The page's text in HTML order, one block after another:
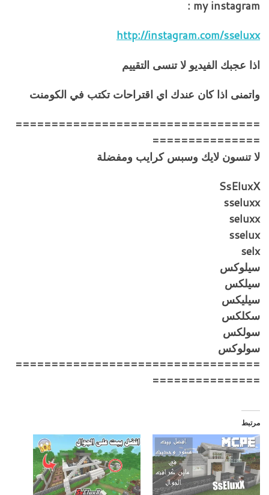
my instagram :
http://instagram.com/sseluxx
اذا عجبك الفيديو لا تنسى التقييم
واتمنى اذا كان عندك اي اقتراحات تكتب في الكومنت
==================================
===============
لا تنسون لايك وسبس كرايب ومفضلة
SsEluxX
sseluxx
seluxx
sselux
selx
سيلوكس
سيلكس
سيليكس
سكلكس
سولكس
سولوكس
==================================
===============
مرتبط